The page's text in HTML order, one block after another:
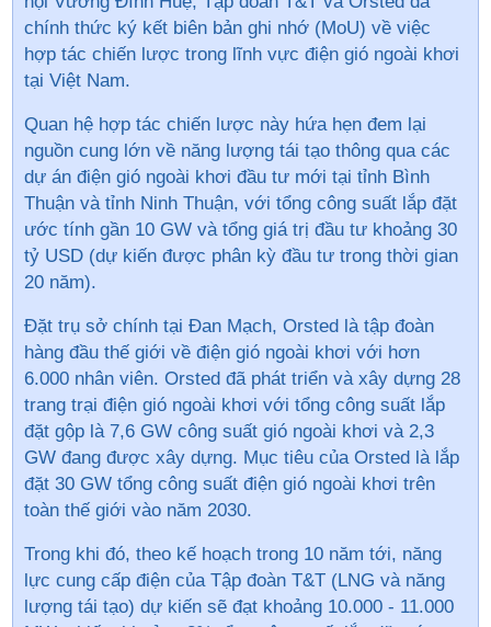
chính thức ký kết biên bản ghi nhớ (MoU) về việc
hợp tác chiến lược trong lĩnh vực điện gió ngoài khơi
tại Việt Nam.
Quan hệ hợp tác chiến lược này hứa hẹn đem lại
nguồn cung lớn về năng lượng tái tạo thông qua các
dự án điện gió ngoài khơi đầu tư mới tại tỉnh Bình
Thuận và tỉnh Ninh Thuận, với tổng công suất lắp đặt
ước tính gần 10 GW và tổng giá trị đầu tư khoảng 30
tỷ USD (dự kiến được phân kỳ đầu tư trong thời gian
20 năm).
Đặt trụ sở chính tại Đan Mạch, Orsted là tập đoàn
hàng đầu thế giới về điện gió ngoài khơi với hơn
6.000 nhân viên. Orsted đã phát triển và xây dựng 28
trang trại điện gió ngoài khơi với tổng công suất lắp
đặt gộp là 7,6 GW công suất gió ngoài khơi và 2,3
GW đang được xây dựng. Mục tiêu của Orsted là lắp
đặt 30 GW tổng công suất điện gió ngoài khơi trên
toàn thế giới vào năm 2030.
Trong khi đó, theo kế hoạch trong 10 năm tới, năng
lực cung cấp điện của Tập đoàn T&T (LNG và năng
lượng tái tạo) dự kiến sẽ đạt khoảng 10.000 - 11.000